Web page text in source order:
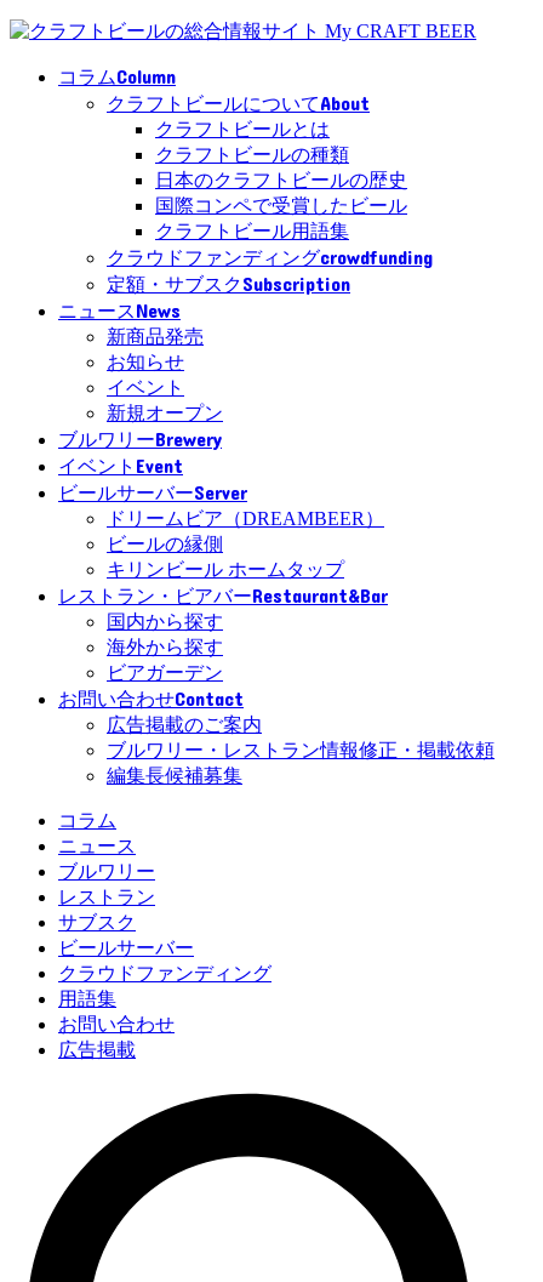
コラムColumn
クラフトビールについてAbout
クラフトビールとは
クラフトビールの種類
日本のクラフトビールの歴史
国際コンペで受賞したビール
クラフトビール用語集
クラウドファンディングcrowdfunding
定額・サブスクSubscription
ニュースNews
新商品発売
お知らせ
イベント
新規オープン
ブルワリーBrewery
イベント Event
ビールサーバーServer
ドリームビア（DREAMBEER）
ビールの縁側
キリンビール ホームタップ
レストラン・ビアバーRestaurant&Bar
国内から探す
海外から探す
ビアガーデン
お問い合わせContact
広告掲載のご案内
ブルワリー・レストラン情報修正・掲載依頼
編集長候補募集
コラム
ニュース
ブルワリー
レストラン
サブスク
ビールサーバー
クラウドファンディング
用語集
お問い合わせ
広告掲載